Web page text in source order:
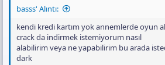
basss' Alıntı:
kendi kredi kartım yok annemlerde oyun
crack da indirmek istemiyorum nasıl
alabilirim veya ne yapabilirim bu arada
dark